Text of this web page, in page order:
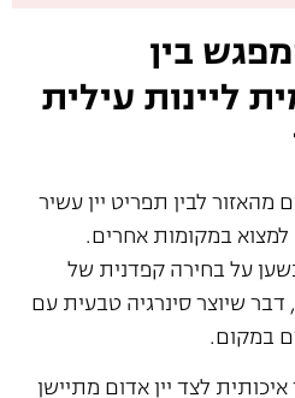
בין
ליינות עילית
מהאזור לבין תפריט יין עשיר
למצוא במקומות אחרים.
על בחירה קפדנית של
דבר שיוצר סינרגיה טבעית עם
במקום.
לצד יין אדום מתיישן